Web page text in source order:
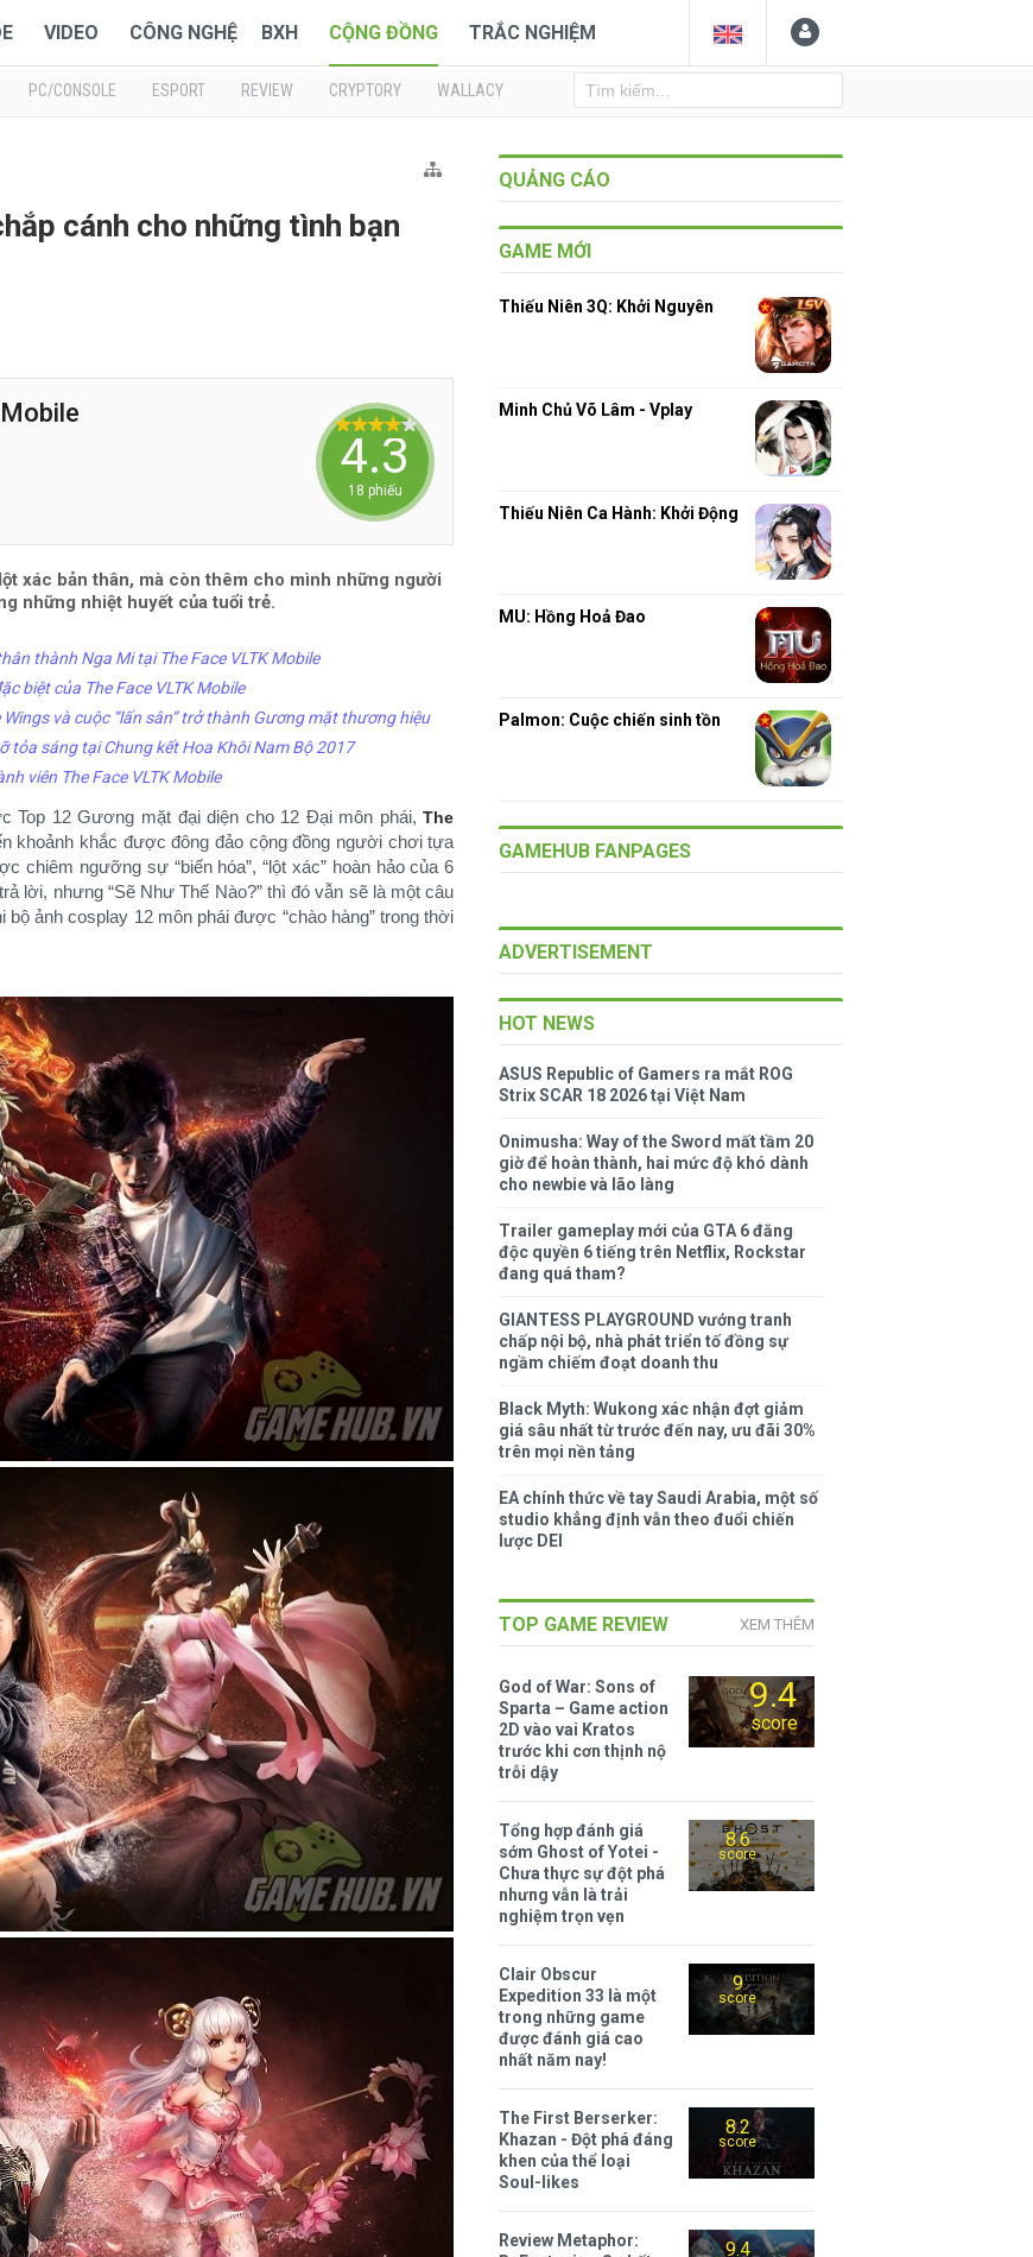
VIDEO CÔNG NGHỆ BXH CỘNG ĐỒNG TRẮC NGHIỆM
PC/CONSOLE ESPORT REVIEW CRYPTORY WALLACY
cánh cho những tình bạn
4.33333
18 phiếu
xác bản thân, mà còn thêm cho mình những người
những nhiệt huyết của tuổi trẻ.
thành Nga Mi tại The Face VLTK Mobile
biệt của The Face VLTK Mobile
và cuộc “lấn sân” trở thành Gương mặt thương hiệu
tỏa sáng tại Chung kết Hoa Khôi Nam Bộ 2017
viên The Face VLTK Mobile
Top 12 Gương mặt đại diện cho 12 Đại môn phái,The
khoảnh khắc được đông đảo cộng đồng người chơi tựa
chiêm ngưỡng sự “biến hóa”, “lột xác” hoàn hảo của 6
lời, nhưng “Sẽ Như Thế Nào?” thì đó vẫn sẽ là một câu
ảnh cosplay 12 môn phái được “chào hàng” trong thời
QUẢNG CÁO
GAME MỚI
Thiếu Niên 3Q: Khởi Nguyên
Minh Chủ Võ Lâm - Vplay
Thiếu Niên Ca Hành: Khởi Động
MU: Hồng Hoả Đao
Palmon: Cuộc chiến sinh tồn
GAMEHUB FANPAGES
ADVERTISEMENT
HOT NEWS
ASUS Republic of Gamers ra mắt ROG
Strix SCAR 18 2026 tại Việt Nam
Onimusha: Way of the Sword mất tầm 20
giờ để hoàn thành, hai mức độ khó dành
cho newbie và lão làng
Trailer gameplay mới của GTA 6 đăng
độc quyền 6 tiếng trên Netflix, Rockstar
đang quá tham?
GIANTESS PLAYGROUND vướng tranh
chấp nội bộ, nhà phát triển tố đồng sự
ngầm chiếm đoạt doanh thu
Black Myth: Wukong xác nhận đợt giảm
giá sâu nhất từ trước đến nay, ưu đãi 30%
trên mọi nền tảng
EA chính thức về tay Saudi Arabia, một số
studio khẳng định vẫn theo đuổi chiến
lược DEI
TOP GAME REVIEW XEM THÊM
9.4
score
God of War: Sons of
Sparta – Game action
2D vào vai Kratos
trước khi cơn thịnh nộ
trỗi dậy
8.6
score
Tổng hợp đánh giá
sớm Ghost of Yotei -
Chưa thực sự đột phá
nhưng vẫn là trải
nghiệm trọn vẹn
9
score
Clair Obscur
Expedition 33 là một
trong những game
được đánh giá cao
nhất năm nay!
8.2
score
The First Berserker:
Khazan - Đột phá đáng
khen của thể loại
Soul-likes
9.4
Review Metaphor: